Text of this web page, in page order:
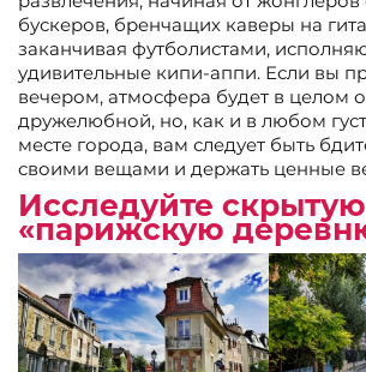
бускеров, бренчащих каверы на
заканчивая футболистами,
удивительные кипи-аппи. Если вы
вечером, атмосфера будет в целом
дружелюбной, но, как и в любом
месте города, вам следует быть
своими вещами и держать ценные
Исследуйте скрытую
«парижскую